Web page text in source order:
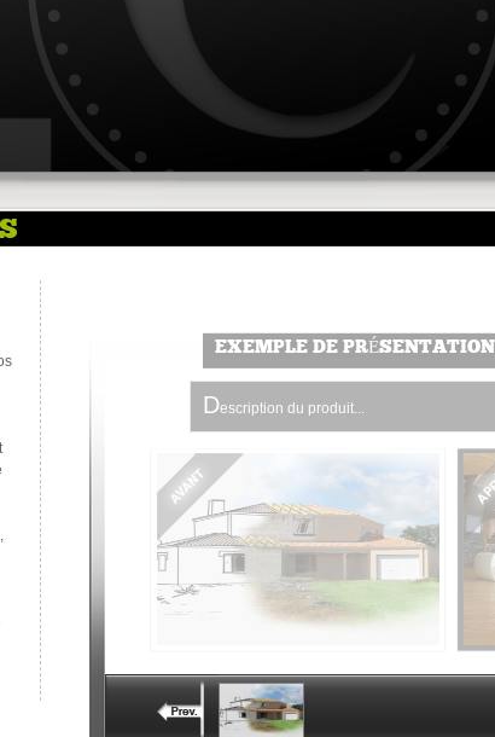
EXEMPLE DE
Description du produit...